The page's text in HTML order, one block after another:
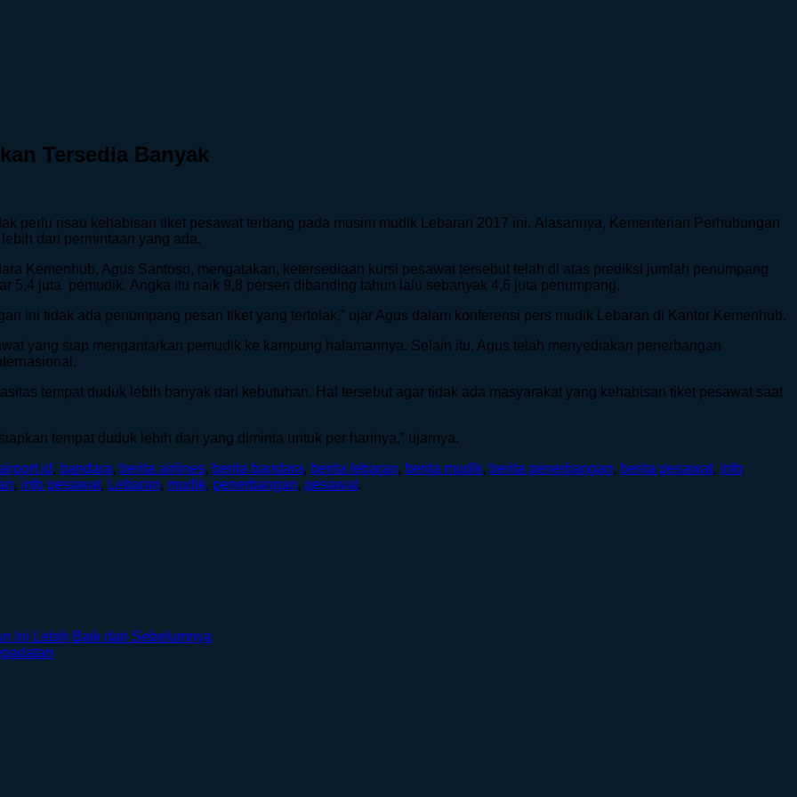
Tersedia Banyak
perlu risau kehabisan tiket pesawat terbang pada musim mudik Lebaran 2017 ini. Alasannya, Kementerian Perhubungan
dari permintaan yang ada.
Kemenhub, Agus Santoso, mengatakan, ketersediaan kursi pesawat tersebut telah di atas prediksi jumlah penumpang
5,4 juta pemudik. Angka itu naik 9,8 persen dibanding tahun lalu sebanyak 4,6 juta penumpang.
ini tidak ada penumpang pesan tiket yang tertolak,” ujar Agus dalam konferensi pers mudik Lebaran di Kantor Kemenhub.
yang siap mengantarkan pemudik ke kampung halamannya. Selain itu, Agus telah menyediakan penerbangan
tempat duduk lebih banyak dari kebutuhan. Hal tersebut agar tidak ada masyarakat yang kehabisan tiket pesawat saat
tempat duduk lebih dari yang diminta untuk per harinya,” ujarnya.
, bandara, berita airlines, berita bandara, berita lebaran, berita mudik, berita penerbangan, berita pesawat, info
, info pesawat, Lebaran, mudik, penerbangan, pesawat.
Ini Lebih Baik dari Sebelumnya